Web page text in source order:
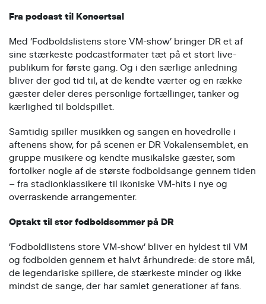
Fra podcast til Koncertsal
Med ’Fodboldslistens store VM-show’ bringer DR et af
sine stærkeste podcastformater tæt på et stort live-
publikum for første gang. Og i den særlige anledning
bliver der god tid til, at de kendte værter og en række
gæster deler deres personlige fortællinger, tanker og
kærlighed til boldspillet.
Samtidig spiller musikken og sangen en hovedrolle i
aftenens show, for på scenen er DR Vokalensemblet, en
gruppe musikere og kendte musikalske gæster, som
fortolker nogle af de største fodboldsange gennem tiden
– fra stadionklassikere til ikoniske VM-hits i nye og
overraskende arrangementer.
Optakt til stor fodboldsommer på DR
’Fodboldlistens store VM-show’ bliver en hyldest til VM
og fodbolden gennem et halvt århundrede: de store mål,
de legendariske spillere, de stærkeste minder og ikke
mindst de sange, der har samlet generationer af fans.